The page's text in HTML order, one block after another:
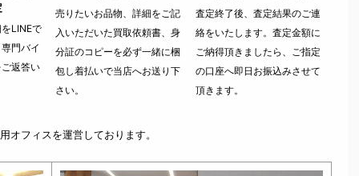
LINEで
門バイ
返答い
売りたいお品物、詳細をご記
入いただいた買取依頼書、身
分証のコピーを必ず一緒に梱
包し着払いで当店へお送り下
さい。
査定終了後、査定結果のご連
絡をいたします。査定金額に
ご納得頂きましたら、ご指定
の口座へ即日お振込みさせて
頂きます。
オフィスを運営しております。